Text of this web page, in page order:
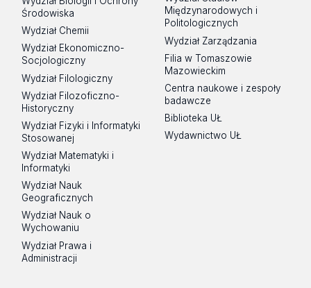
Środowiska
Wydział Chemii
Wydział Ekonomiczno-
Socjologiczny
Wydział Filologiczny
Wydział Filozoficzno-
Historyczny
Wydział Fizyki i Informatyki
Stosowanej
Wydział Matematyki i
Informatyki
Wydział Nauk
Geograficznych
Wydział Nauk o
Wychowaniu
Wydział Prawa i
Administracji
Międzynarodowych i
Politologicznych
Wydział Zarządzania
Filia w Tomaszowie
Mazowieckim
Centra naukowe i zespoły
badawcze
Biblioteka UŁ
Wydawnictwo UŁ